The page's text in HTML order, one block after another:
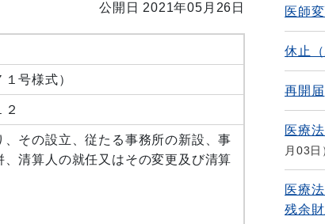
公開日 2021年05月26日
号様式）
その設立、従たる事務所の新設、事
清算人の就任又はその変更及び清算
医師
休止
再開届
医療
月03日
医療
残余